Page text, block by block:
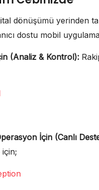
dönüşümü yerinden
dostu mobil
(Analiz & Kontrol):
İçin (Canlı